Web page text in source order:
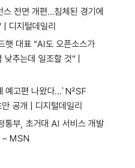
전면 개편…침체된 경기에
| 디지털데일리
햇 대표 “AI도 오픈소스가
추는데 일조할 것” |
예고편 나왔다…`N²SF
공개 | 디지털데일리
통부, 초거대 AI 서비스 개발
– MSN